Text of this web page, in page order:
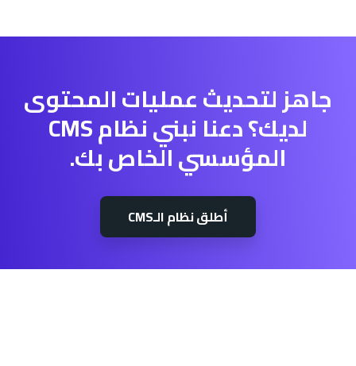
جاهز لتحديث عمليات المحتوى
لديك؟ دعنا نبني نظام CMS
المؤسسي الخاص بك.
أطلق نظام الـCMS